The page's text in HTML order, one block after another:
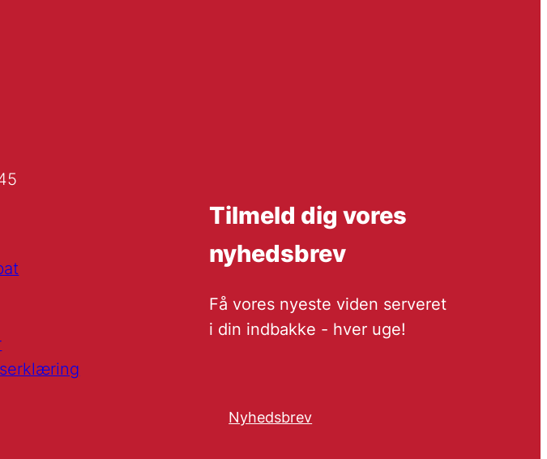
Tilmeld dig vores
nyhedsbrev
Få vores nyeste viden serveret
i din indbakke - hver uge!
Nyhedsbrev